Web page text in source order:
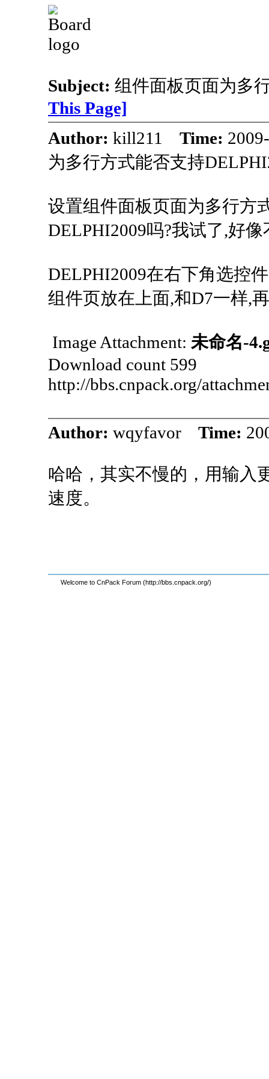
Subject: 组件面板页面为多
This Page]
Author: kill211 Time:
为多行方式能否支持
设置组件面板页面为多行方
DELPHI2009吗?我试了,好像
DELPHI2009在右下角选控
组件页放在上面,和D7一样,
Image Attachment: 未命名-
Download count 599
http://bbs.cnpack.org/
Author: wqyfavor Time:
哈哈，其实不慢的，用输入
速度。
Welcome to CnPack Forum (http://bbs.cnpack.org/)